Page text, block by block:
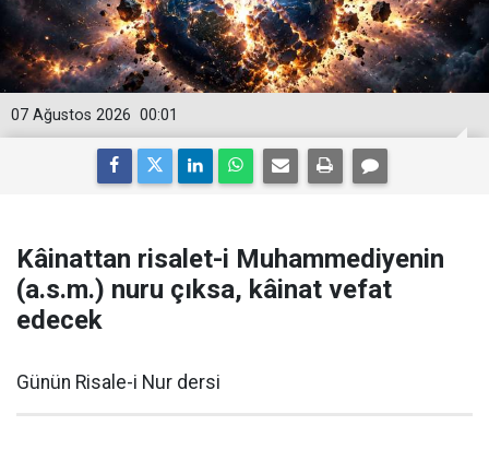
00:01
07 Ağustos 2026
Kâinattan risalet-i Muhammediyenin
(a.s.m.) nuru çıksa, kâinat vefat
edecek
Günün Risale-i Nur dersi